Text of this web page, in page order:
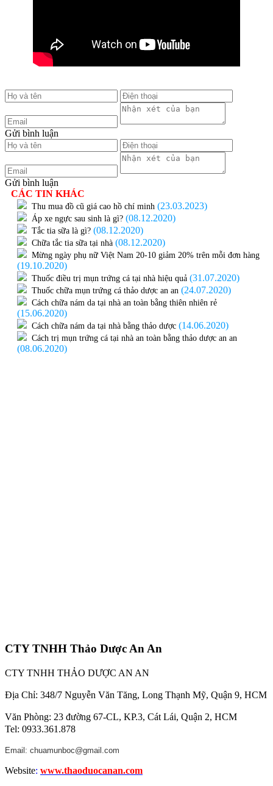
Gửi bình luận
Gửi bình luận
CÁC TIN KHÁC
Thu mua đồ cũ giá cao hồ chí minh (23.03.2023)
Áp xe ngực sau sinh là gì? (08.12.2020)
Tắc tia sữa là gì? (08.12.2020)
Chữa tắc tia sữa tại nhà (08.12.2020)
Mừng ngày phụ nữ Việt Nam 20-10 giảm 20% trên mỗi đơn hàng
(19.10.2020)
Thuốc điều trị mụn trứng cá tại nhà hiệu quả (31.07.2020)
Thuốc chữa mụn trứng cá thảo dược an an (24.07.2020)
Cách chữa nám da tại nhà an toàn bằng thiên nhiên rẻ
(15.06.2020)
Cách chữa nám da tại nhà bằng thảo dược (14.06.2020)
Cách trị mụn trứng cá tại nhà an toàn bằng thảo dược an an
(08.06.2020)
CTY TNHH Thảo Dược An An
CTY TNHH THẢO DƯỢC AN AN
Địa Chỉ: 348/7 Nguyễn Văn Tăng, Long Thạnh Mỹ, Quận 9, HCM
Văn Phòng: 23 đường 67-CL, KP.3, Cát Lái, Quận 2, HCM
Tel: 0933.361.878
Email: chuamunboc@gmail.com
Website: www.thaoduocanan.com